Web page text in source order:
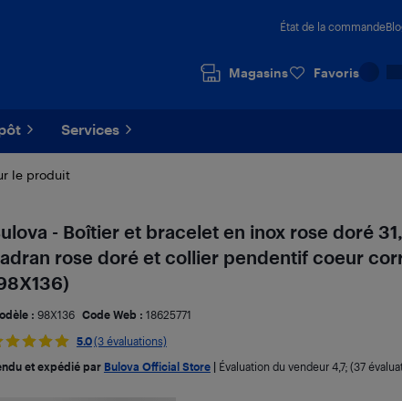
État de la commande
Magasins Favoris
Services
le produit
- Boîtier et bracelet en inox rose doré
rose doré et collier pendentif coeur
: 98X136 Code Web : 18625771
5.0(3 évaluations)
et expédié par Bulova Official Store| Évaluation du vendeur 4,7; (37